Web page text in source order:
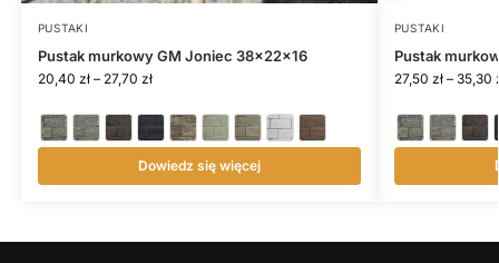
PUSTAKI
Pustak murkowy GM Joniec 38x22x16
20,40 zł – 27,70 zł
Dowiedz się więcej
PUSTAKI
Pustak
27,50 zł – 35,30